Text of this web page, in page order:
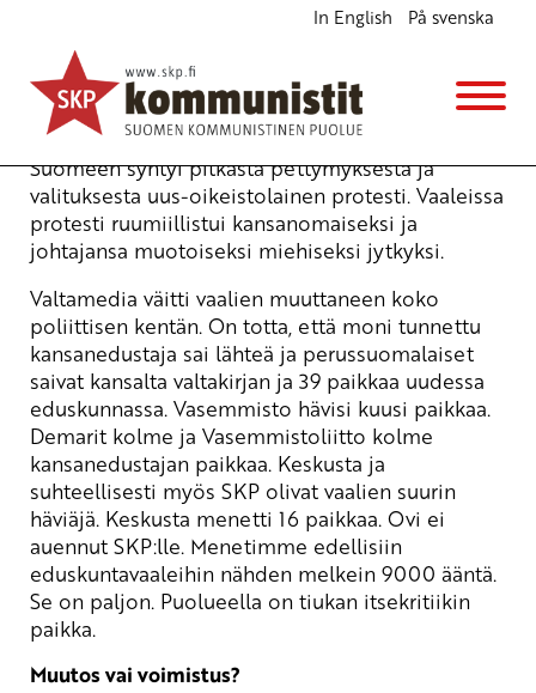
In English På svenska
Oikeutta ei jytkyjä!
Blogi
19.4.2011 - 19:58
Suomeen syntyi pitkästä pettymyksestä ja
valituksesta uus-oikeistolainen protesti. Vaaleissa
protesti ruumiillistui kansanomaiseksi ja
johtajansa muotoiseksi miehiseksi jytkyksi.
Valtamedia väitti vaalien muuttaneen koko
poliittisen kentän. On totta, että moni tunnettu
kansanedustaja sai lähteä ja perussuomalaiset
saivat kansalta valtakirjan ja 39 paikkaa uudessa
eduskunnassa. Vasemmisto hävisi kuusi paikkaa.
Demarit kolme ja Vasemmistoliitto kolme
kansanedustajan paikkaa. Keskusta ja
suhteellisesti myös SKP olivat vaalien suurin
häviäjä. Keskusta menetti 16 paikkaa. Ovi ei
auennut SKP:lle. Menetimme edellisiin
eduskuntavaaleihin nähden melkein 9000 ääntä.
Se on paljon. Puolueella on tiukan itsekritiikin
paikka.
Muutos vai voimistus?